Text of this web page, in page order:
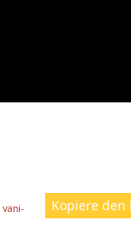
Kopiere den
vani-